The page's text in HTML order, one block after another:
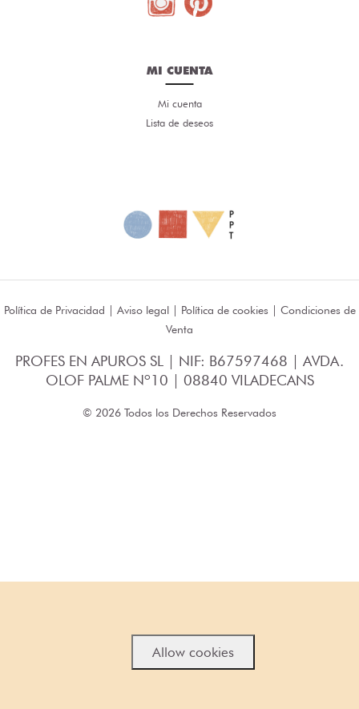
MI CUENTA
Mi cuenta
Lista de deseos
Política de Privacidad | Aviso legal| Política de cookies | Condiciones de
Venta
PROFES EN APUROS SL | NIF: B67597468 | AVDA.
OLOF PALME Nº10 | 08840 VILADECANS
© 2026 Todos los Derechos Reservados
Allow cookies